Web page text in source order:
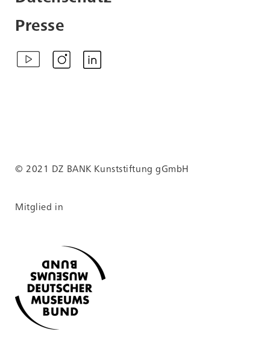
Presse
© 2021 DZ BANK Kunststiftung gGmbH
Mitglied in